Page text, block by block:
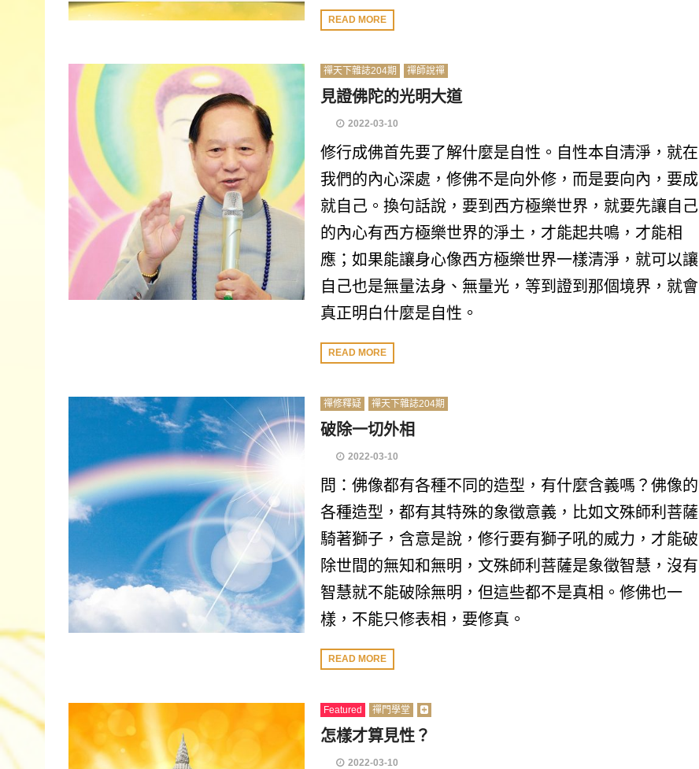
READ MORE
禪天下雜誌204期 禪師說禪
見證佛陀的光明大道
2022-03-10
修行成佛首先要了解什麼是自性。自性本自清淨，就在
我們的內心深處，修佛不是向外修，而是要向內，要成
就自己。換句話說，要到西方極樂世界，就要先讓自己
的內心有西方極樂世界的淨土，才能起共鳴，才能相
應；如果能讓身心像西方極樂世界一樣清淨，就可以讓
自己也是無量法身、無量光，等到證到那個境界，就會
真正明白什麼是自性。
READ MORE
禪修釋疑 禪天下雜誌204期
破除一切外相
2022-03-10
問：佛像都有各種不同的造型，有什麼含義嗎？佛像的
各種造型，都有其特殊的象徵意義，比如文殊師利菩薩
騎著獅子，含意是說，修行要有獅子吼的威力，才能破
除世間的無知和無明，文殊師利菩薩是象徵智慧，沒有
智慧就不能破除無明，但這些都不是真相。修佛也一
樣，不能只修表相，要修真。
READ MORE
Featured 禪門學堂
怎樣才算見性？
2022-03-10